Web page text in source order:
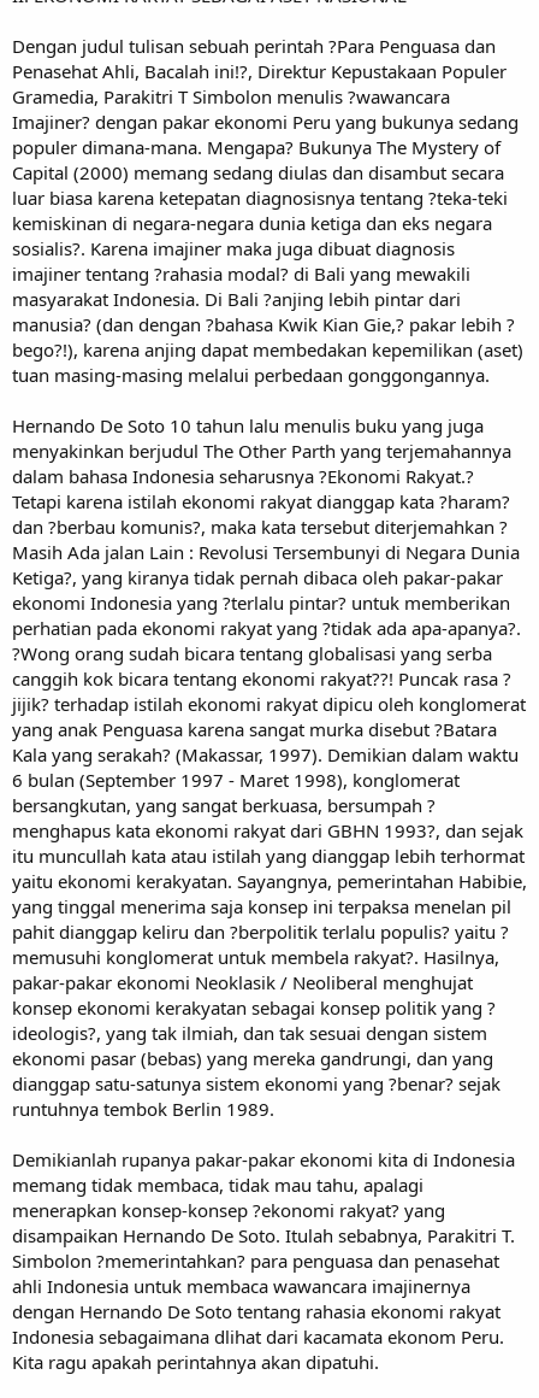
Dengan judul tulisan sebuah perintah ?Para Penguasa dan
Penasehat Ahli, Bacalah ini!?, Direktur Kepustakaan Populer
Gramedia, Parakitri T Simbolon menulis ?wawancara
Imajiner? dengan pakar ekonomi Peru yang bukunya sedang
populer dimana-mana. Mengapa? Bukunya The Mystery of
Capital (2000) memang sedang diulas dan disambut secara
luar biasa karena ketepatan diagnosisnya tentang ?teka-teki
kemiskinan di negara-negara dunia ketiga dan eks negara
sosialis?. Karena imajiner maka juga dibuat diagnosis
imajiner tentang ?rahasia modal? di Bali yang mewakili
masyarakat Indonesia. Di Bali ?anjing lebih pintar dari
manusia? (dan dengan ?bahasa Kwik Kian Gie,? pakar lebih ?
bego?!), karena anjing dapat membedakan kepemilikan (aset)
tuan masing-masing melalui perbedaan gonggongannya.
Hernando De Soto 10 tahun lalu menulis buku yang juga
menyakinkan berjudul The Other Parth yang terjemahannya
dalam bahasa Indonesia seharusnya ?Ekonomi Rakyat.?
Tetapi karena istilah ekonomi rakyat dianggap kata ?haram?
dan ?berbau komunis?, maka kata tersebut diterjemahkan ?
Masih Ada jalan Lain : Revolusi Tersembunyi di Negara Dunia
Ketiga?, yang kiranya tidak pernah dibaca oleh pakar-pakar
ekonomi Indonesia yang ?terlalu pintar? untuk memberikan
perhatian pada ekonomi rakyat yang ?tidak ada apa-apanya?.
?Wong orang sudah bicara tentang globalisasi yang serba
canggih kok bicara tentang ekonomi rakyat??! Puncak rasa ?
jijik? terhadap istilah ekonomi rakyat dipicu oleh konglomerat
yang anak Penguasa karena sangat murka disebut ?Batara
Kala yang serakah? (Makassar, 1997). Demikian dalam waktu
6 bulan (September 1997 - Maret 1998), konglomerat
bersangkutan, yang sangat berkuasa, bersumpah ?
menghapus kata ekonomi rakyat dari GBHN 1993?, dan sejak
itu muncullah kata atau istilah yang dianggap lebih terhormat
yaitu ekonomi kerakyatan. Sayangnya, pemerintahan Habibie,
yang tinggal menerima saja konsep ini terpaksa menelan pil
pahit dianggap keliru dan ?berpolitik terlalu populis? yaitu ?
memusuhi konglomerat untuk membela rakyat?. Hasilnya,
pakar-pakar ekonomi Neoklasik / Neoliberal menghujat
konsep ekonomi kerakyatan sebagai konsep politik yang ?
ideologis?, yang tak ilmiah, dan tak sesuai dengan sistem
ekonomi pasar (bebas) yang mereka gandrungi, dan yang
dianggap satu-satunya sistem ekonomi yang ?benar? sejak
runtuhnya tembok Berlin 1989.
Demikianlah rupanya pakar-pakar ekonomi kita di Indonesia
memang tidak membaca, tidak mau tahu, apalagi
menerapkan konsep-konsep ?ekonomi rakyat? yang
disampaikan Hernando De Soto. Itulah sebabnya, Parakitri T.
Simbolon ?memerintahkan? para penguasa dan penasehat
ahli Indonesia untuk membaca wawancara imajinernya
dengan Hernando De Soto tentang rahasia ekonomi rakyat
Indonesia sebagaimana dlihat dari kacamata ekonom Peru.
Kita ragu apakah perintahnya akan dipatuhi.